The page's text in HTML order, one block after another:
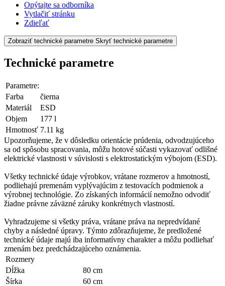
Opýtajte sa odborníka
Vytlačiť stránku
Zdieľať
Zobraziť technické parametre Skryť technické parametre
Technické parametre
Parametre:
Farba
čierna
Materiál
ESD
Objem
177 l
Hmotnosť 7.11 kg
Upozorňujeme, že v dôsledku orientácie prúdenia, odvodzujúceho
sa od spôsobu spracovania, môžu hotové súčasti vykazovať odlišné
elektrické vlastnosti v súvislosti s elektrostatickým výbojom (ESD).
Všetky technické údaje výrobkov, vrátane rozmerov a hmotností,
podliehajú premenám vyplývajúcim z testovacích podmienok a
výrobnej technológie. Zo získaných informácií nemožno odvodiť
žiadne právne záväzné záruky konkrétnych vlastností.
Vyhradzujeme si všetky práva, vrátane práva na nepredvídané
chyby a následné úpravy. Týmto zdôrazňujeme, že predložené
technické údaje majú iba informatívny charakter a môžu podliehať
zmenám bez predchádzajúceho oznámenia.
Rozmery
Dĺžka
80 cm
Šírka
60 cm